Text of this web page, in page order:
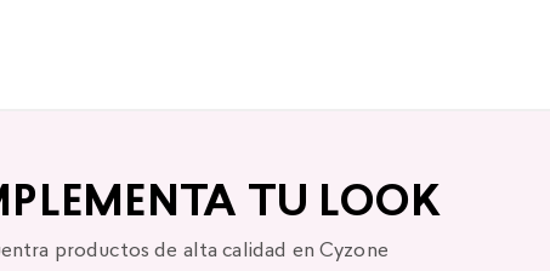
TU LOOK
productos de alta calidad en Cyzone